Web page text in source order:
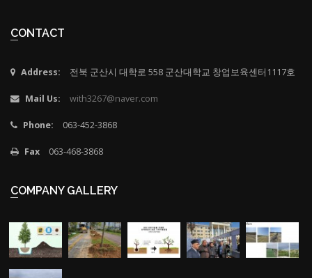
CONTACT
Address: 전북 군산시 대학로 558 군산대학교 창업보육센터1117호
Mail Us: with3267@naver.com
Phone: 063-452-3868
Fax 063-468-3868
COMPANY GALLERY